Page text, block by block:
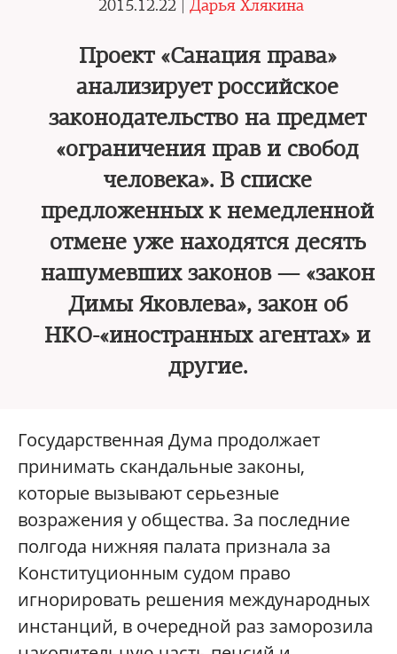
2015.12.22 | Дарья Хлякина
Проект «Санация права»
анализирует российское
законодательство на предмет
«ограничения прав и свобод
человека». В списке
предложенных к немедленной
отмене уже находятся десять
нашумевших законов — «закон
Димы Яковлева», закон об
НКО-«иностранных агентах» и
другие.
Государственная Дума продолжает
принимать скандальные законы,
которые вызывают серьезные
возражения у общества. За последние
полгода нижняя палата признала за
Конституционным судом право
игнорировать решения международных
инстанций, в очередной раз заморозила